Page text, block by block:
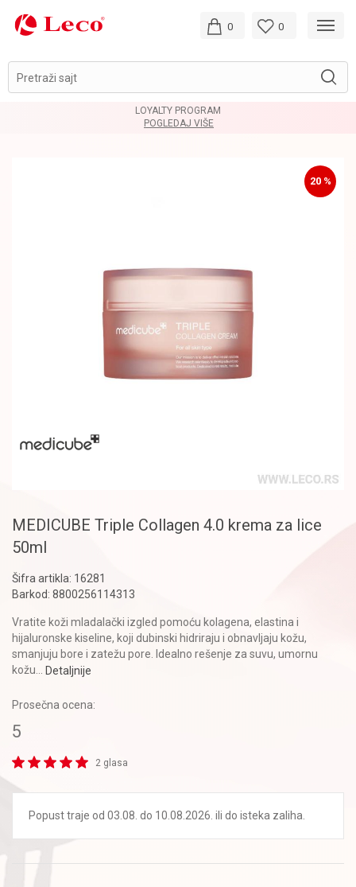
Pretraži sajt
0 0
LOYALTY PROGRAM
POGLEDAJ VIŠE
20 %
MEDICUBE Triple Collagen 4.0 krema za lice
50ml
Šifra artikla: 16281
Barkod: 8800256114313
Vratite koži mladalački izgled pomoću kolagena, elastina i
hijaluronske kiseline, koji dubinski hidriraju i obnavljaju kožu,
smanjuju bore i zatežu pore. Idealno rešenje za suvu, umornu
kožu
Detaljnije
Prosečna ocena:
5
2 glasa
Popust traje od 03.08. do 10.08.2026. ili do isteka zaliha.